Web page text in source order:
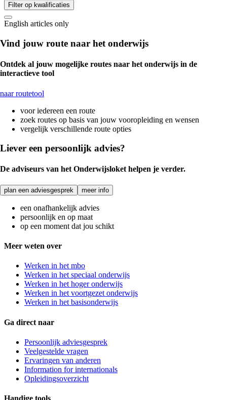
Filter op kwalificaties
English articles only
Vind jouw route naar het onderwijs
Ontdek al jouw mogelijke routes naar het onderwijs in de
interactieve tool
naar routetool
voor iedereen een route
zoek routes op basis van jouw vooropleiding en wensen
vergelijk verschillende route opties
Liever een persoonlijk advies?
De adviseurs van het Onderwijsloket helpen je verder.
plan een adviesgesprek meer info
een onafhankelijk advies
persoonlijk en op maat
op een moment dat jou schikt
Meer weten over
Werken in het mbo
Werken in het speciaal onderwijs
Werken in het hoger onderwijs
Werken in het voortgezet onderwijs
Werken in het basisonderwijs
Ga direct naar
Persoonlijk adviesgesprek
Veelgestelde vragen
Ervaringen van anderen
Information for internationals
Opleidingsoverzicht
Handige tools